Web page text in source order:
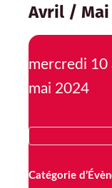
Avril / Mai
mercredi
mai 2024
Catégorie